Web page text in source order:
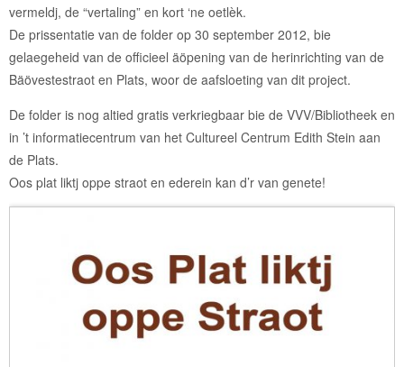
vermeldj, de “vertaling” en kort ‘ne oetlèk.
De prissentatie van de folder op 30 september 2012, bie
gelaegeheid van de officieel äöpening van de herinrichting van de
Bäövestestraot en Plats, woor de aafsloeting van dit project.
De folder is nog altied gratis verkriegbaar bie de VVV/Bibliotheek en
in ’t informatiecentrum van het Cultureel Centrum Edith Stein aan
de Plats.
Oos plat liktj oppe straot en ederein kan d’r van genete!